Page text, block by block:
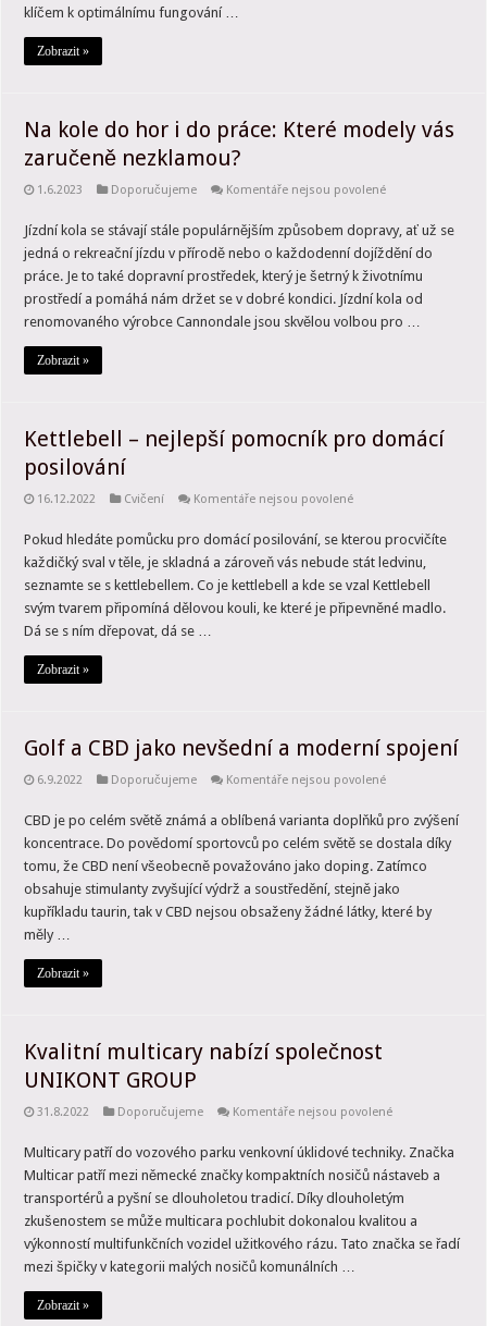
klíčem k optimálnímu fungování …
Zobrazit »
Na kole do hor i do práce: Které modely vás
zaručeně nezklamou?
1.6.2023 Doporučujeme Komentáře nejsou povolenéu
názvem
Na
kole
do
i
do
práce:
Jízdní kola se stávají stále populárnějším způsobem dopravy, ať už se
jedná o rekreační jízdu v přírodě nebo o každodenní dojíždění do
práce. Je to také dopravní prostředek, který je šetrný k životnímu
prostředí a pomáhá nám držet se v dobré kondici. Jízdní kola od
renomovaného výrobce Cannondale jsou skvělou volbou pro …
Zobrazit »
Kettlebell – nejlepší pomocník pro domácí
posilování
16.12.2022 Cvičení Komentáře nejsou povolenéu
názvem
Kettlebell
–
nejlepší
pro
Pokud hledáte pomůcku pro domácí posilování, se kterou procvičíte
každičký sval v těle, je skladná a zároveň vás nebude stát ledvinu,
seznamte se s kettlebellem. Co je kettlebell a kde se vzal Kettlebell
svým tvarem připomíná dělovou kouli, ke které je připevněné madlo.
Dá se s ním dřepovat, dá se …
Zobrazit »
Golf a CBD jako nevšední a moderní spojení
6.9.2022 Doporučujeme Komentáře nejsou povolenéu
názvem
Golf
a
CBD
nevšední
a
moderní
CBD je po celém světě známá a oblíbená varianta doplňků pro zvýšení
koncentrace. Do povědomí sportovců po celém světě se dostala díky
tomu, že CBD není všeobecně považováno jako doping. Zatímco
obsahuje stimulanty zvyšující výdrž a soustředění, stejně jako
kupříkladu taurin, tak v CBD nejsou obsaženy žádné látky, které by
měly …
Zobrazit »
Kvalitní multicary nabízí společnost
UNIKONT GROUP
31.8.2022 Doporučujeme Komentáře nejsou povolenéu
názvem
Kvalitní
multicary
nabízí
UNIKONT
GROUP
Multicary patří do vozového parku venkovní úklidové techniky. Značka
Multicar patří mezi německé značky kompaktních nosičů nástaveb a
transportérů a pyšní se dlouholetou tradicí. Díky dlouholetým
zkušenostem se může multicara pochlubit dokonalou kvalitou a
výkonností multifunkčních vozidel užitkového rázu. Tato značka se řadí
mezi špičky v kategorii malých nosičů komunálních …
Zobrazit »